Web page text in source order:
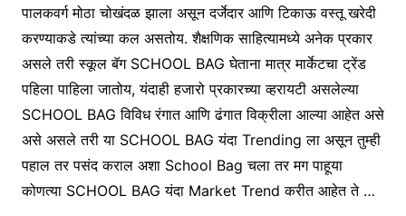
पालकवर्ग मोठा चोखंदळ झाला असून दर्जेदार आणि टिकाऊ वस्तू खरेदी
करण्याकडे त्यांच्या कल असतोय. शैक्षणिक साहित्यामध्ये अनेक प्रकार
असले तरी स्कूल बॅग SCHOOL BAG घेताना मात्र मार्केटचा ट्रेंड
पहिला पाहिला जातोय, यंदाही हजारो प्रकारच्या व्हरायटी असलेल्या
SCHOOL BAG विविध रंगात आणि ढंगात विक्रीला आल्या आहेत असे
असे असले तरी या SCHOOL BAG यंदा Trending ला असून तुम्ही
पहाल तर पसंद कराल अशा School Bag चला तर मग पाहूया
कोणत्या SCHOOL BAG यंदा Market Trend करीत आहेत ते …